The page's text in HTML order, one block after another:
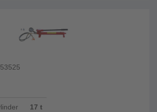
17 t